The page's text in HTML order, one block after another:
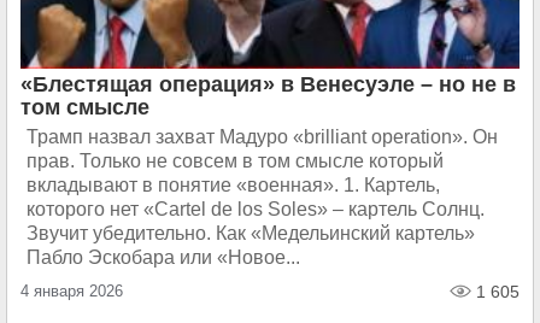
«Блестящая операция» в Венесуэле – но не в
том смысле
Трамп назвал захват Мадуро «brilliant operation». Он
прав. Только не совсем в том смысле который
вкладывают в понятие «военная». 1. Картель,
которого нет «Cartel de los Soles» – картель Солнц.
Звучит убедительно. Как «Медельинский картель»
Пабло Эскобара или «Новое...
4 января 2026 1 605